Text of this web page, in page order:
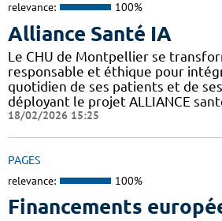
relevance: 100%
Alliance Santé IA
Le CHU de Montpellier se
responsable et éthique pour
quotidien de ses patients et de
déployant le projet ALLIANCE
18/02/2026 15:25
PAGES
relevance: 100%
Financements